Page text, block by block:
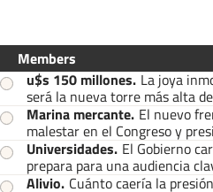
Members
u$s 150 millones. La joya
será la nueva torre más alta
Marina mercante. El nuevo
malestar en el Congreso y
Universidades. El Gobierno
prepara para una audiencia
Alivio. Cuánto caería la